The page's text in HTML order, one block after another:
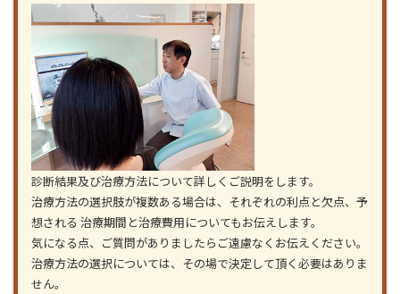
診断結果及び治療方法について詳しくご説明をします。
治療方法の選択肢が複数ある場合は、それぞれの利点と欠点、予
想される 治療期間と治療費用についてもお伝えします。
気になる点、ご質問がありましたらご遠慮なくお伝えください。
治療方法の選択については、その場で決定して頂く必要はありま
せん。